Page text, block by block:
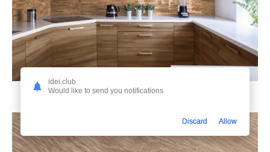
idei.club
Would like to send you notifications
Discard Allow